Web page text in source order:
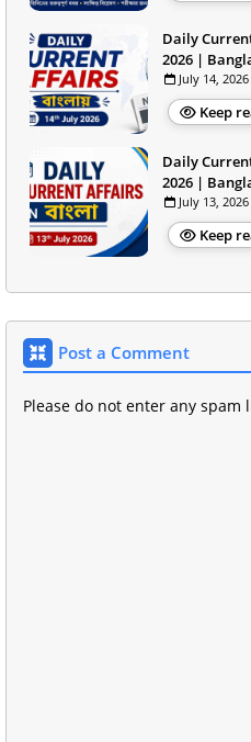
Daily
2026 |
July 14, 2026
Keep
Daily
2026 |
July 13, 2026
Keep
Post a Comment
Please do not enter any